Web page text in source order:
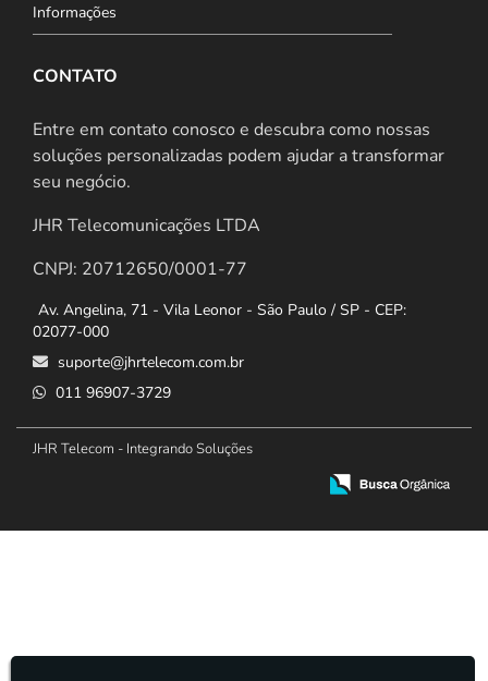
Informações
CONTATO
Entre em contato conosco e descubra como nossas
soluções personalizadas podem ajudar a transformar
seu negócio.
JHR Telecomunicações LTDA
CNPJ: 20712650/0001-77
Av. Angelina, 71 - Vila Leonor - São Paulo / SP - CEP:
02077-000
suporte@jhrtelecom.com.br
011 96907-3729
JHR Telecom - Integrando Soluções